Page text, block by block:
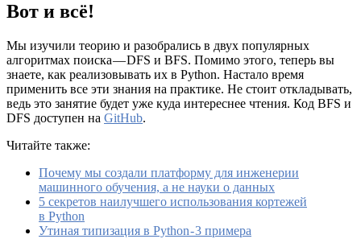
Вот и всё!
Мы изучили теорию и разобрались в двух популярных
алгоритмах поиска — DFS и BFS. Помимо этого, теперь вы
знаете, как реализовывать их в Python. Настало время
применить все эти знания на практике. Не стоит откладывать,
ведь это занятие будет уже куда интереснее чтения. Код BFS и
DFS доступен на GitHub.
Читайте также:
Почему мы создали платформу для инженерии
машинного обучения, а не науки о данных
5 секретов наилучшего использования кортежей
в Python
Утиная типизация в Python - 3 примера